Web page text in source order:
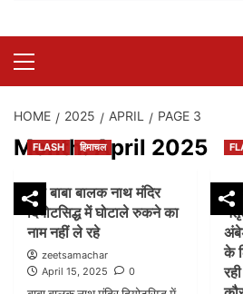
Menu
HOME 2025 APRIL PAGE 3
Month:April 2025
FLASH हिमाचल
श्री बाबा बालक नाथ मंदिर
दियोटसिद्ध में घोटाले रुकने का
नाम नहीं ले रहे
zeetsamachar
April 15, 2025
0
के